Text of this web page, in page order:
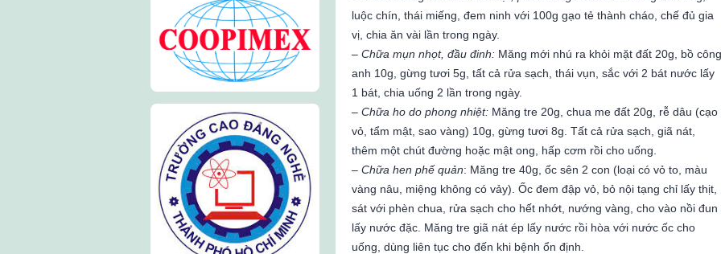
luộc chín, thái miếng, đem ninh với 100g gạo tẻ thành cháo, chế đủ gia
vị, chia ăn vài lần trong ngày.
– Chữa mụn nhọt, đầu đinh: Măng mới nhú ra khỏi mặt đất 20g, bồ công
anh 10g, gừng tươi 5g, tất cả rửa sạch, thái vụn, sắc với 2 bát nước lấy
1 bát, chia uống 2 lần trong ngày.
– Chữa ho do phong nhiệt: Măng tre 20g, chua me đất 20g, rễ dâu (cạo
vỏ, tẩm mật, sao vàng) 10g, gừng tươi 8g. Tất cả rửa sạch, giã nát,
thêm một chút đường hoặc mật ong, hấp cơm rồi cho uống.
– Chữa hen phế quản: Măng tre 40g, ốc sên 2 con (loại có vỏ to, màu
vàng nâu, miệng không có vảy). Ốc đem đập vỏ, bỏ nội tạng chỉ lấy thịt,
sát với phèn chua, rửa sạch cho hết nhớt, nướng vàng, cho vào nồi đun
lấy nước đặc. Măng tre giã nát ép lấy nước rồi hòa với nước ốc cho
uống, dùng liên tục cho đến khi bệnh ổn định.